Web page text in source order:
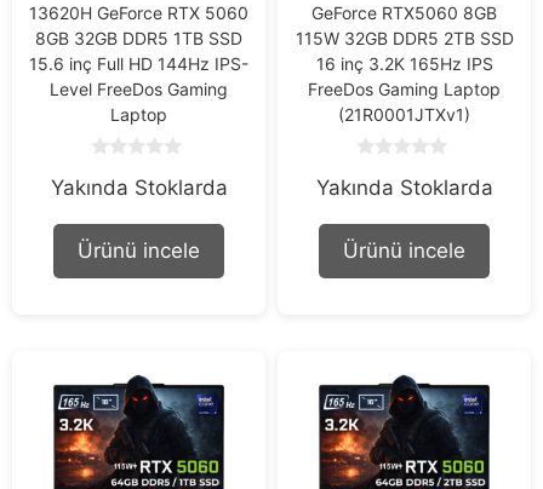
13620H GeForce RTX 5060
8GB 32GB DDR5 1TB SSD
15.6 inç Full HD 144Hz IPS-
Level FreeDos Gaming
Laptop
o
t
f
Yakında Stoklarda
Ürünü incele
GeForce RTX5060 8GB
115W 32GB DDR5 2TB SSD
16 inç 3.2K 165Hz IPS
FreeDos Gaming Laptop
(21R0001JTXv1)
o
t
f
Yakında Stoklarda
Ürünü incele